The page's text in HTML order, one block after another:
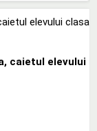
caietul elevului